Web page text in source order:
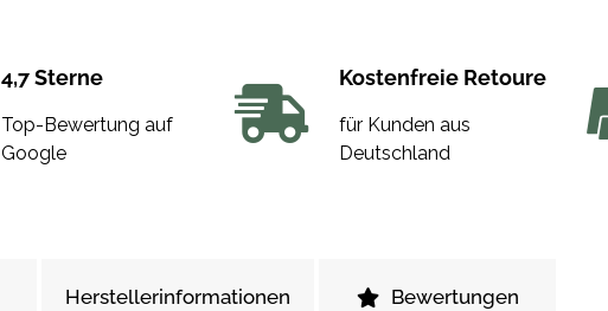
4,7 Sterne
Top-Bewertung auf
Google
Kostenfreie Retoure
für Kunden aus
Deutschland
Herstellerinformationen Bewertungen